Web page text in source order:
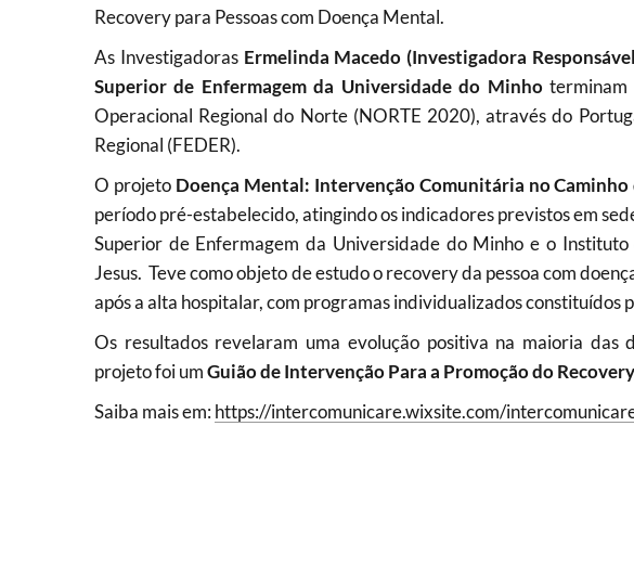
Recovery para Pessoas com Doença Mental.
As Investigadoras Ermelinda Macedo (Investigadora
Superior de Enfermagem da Universidade do Minhoterminam
Operacional Regional do Norte (NORTE 2020), através do
Regional (FEDER).
O projeto Doença Mental: Intervenção Comunitária no Caminho
período pré-estabelecido, atingindo os indicadores previstos em
Superior de Enfermagem da Universidade do Minho e o
Jesus. Teve como objeto de estudo o recovery da pessoa com
após a alta hospitalar, com programas individualizados constituídos
Os resultados revelaram uma evolução positiva na maioria das
projeto foi umGuião de Intervenção Para a Promoção do
Saiba mais em: https://intercomunicare.wixsite.com/